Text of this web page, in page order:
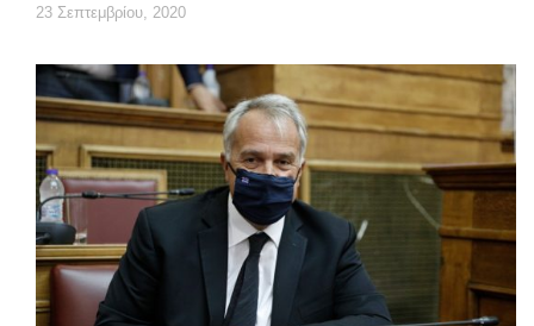
23 Σεπτεμβρίου, 2020